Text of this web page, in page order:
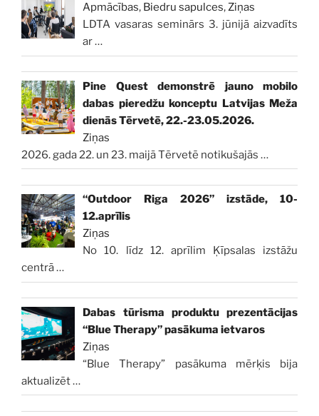
Apmācības, Biedru sapulces,Ziņas
LDTA vasaras seminārs 3. jūnijā aizvadīts
ar…
Pine Quest demonstrē jauno mobilo
dabas pieredžu konceptu Latvijas Meža
dienās Tērvetē, 22.-23.05.2026.
Ziņas
2026. gada 22. un 23. maijā Tērvetē notikušajās …
“Outdoor Riga 2026” izstāde, 10-
12.aprīlis
Ziņas
No 10. līdz 12. aprīlim Ķīpsalas izstāžu
centrā…
Dabas tūrisma produktu prezentācijas
“Blue Therapy” pasākuma ietvaros
Ziņas
“Blue Therapy” pasākuma mērķis bija
aktualizēt…